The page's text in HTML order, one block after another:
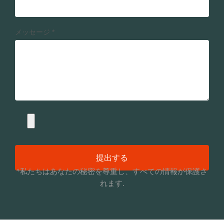
メッセージ *
提出する
*私たちはあなたの秘密を尊重し、すべての情報が保護さ
れます.